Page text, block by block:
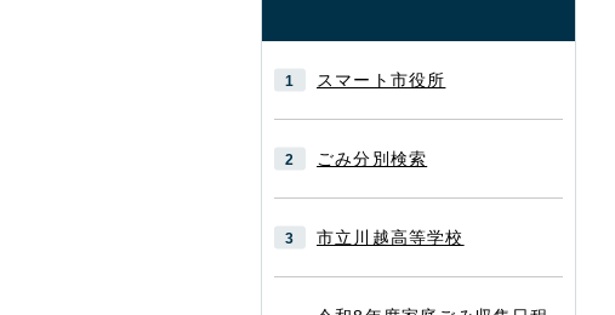
スマート市役所
ごみ分別検索
市立川越高等学校